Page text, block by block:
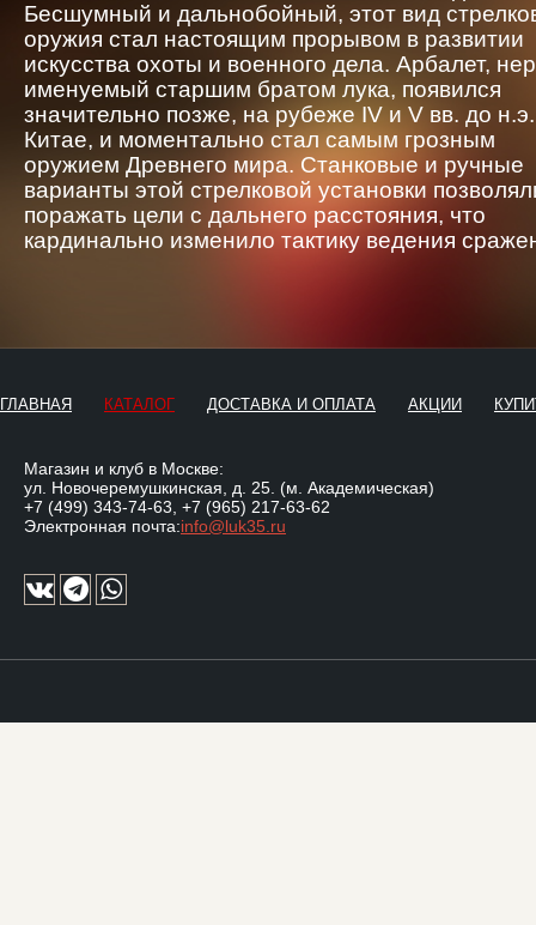
Бесшумный и дальнобойный, этот вид
оружия стал настоящим прорывом в развитии
искусства охоты и военного дела. Арбалет,
именуемый старшим братом лука, появился
значительно позже, на рубеже IV и V вв. до
Китае, и моментально стал самым грозным
оружием Древнего мира. Станковые и ручные
варианты этой стрелковой установки
поражать цели с дальнего расстояния, что
кардинально изменило тактику ведения
ГЛАВНАЯ КАТАЛОГ ДОСТАВКА И ОПЛАТА АКЦИИ
Магазин и клуб в Москве:
ул. Новочеремушкинская, д. 25. (м. Академическая)
+7 (499) 343-74-63 +7 (965) 217-63-62
Электронная почта:info@luk35.ru